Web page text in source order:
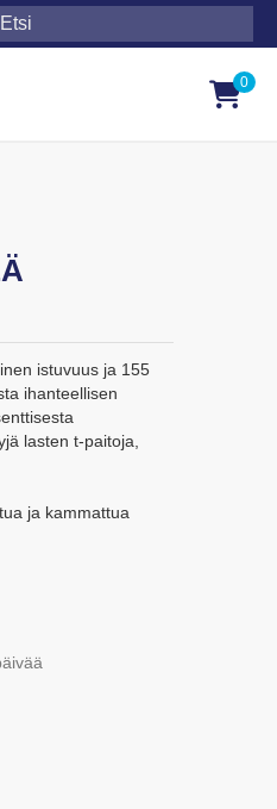
0
istuvuus ja 155
ihanteellisen
lasten t-paitoja,
ja kammattua